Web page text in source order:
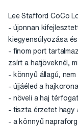
Lee Stafford CoCo
- újonnan
kiegyensúlyozása
- finom port
zsírt a hatjöveknél,
- könnyű állagú,
- újjáéled a hajkorona
- növeli a haj
- tiszta érzetet hagy
- a könnyű